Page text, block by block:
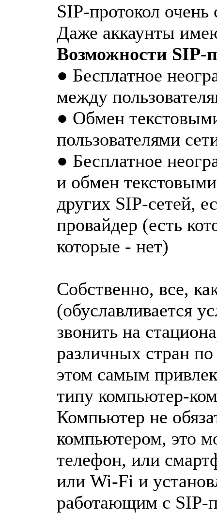
SIP-протокол
Даже аккаунты
Возможности SIP-
● Бесплатное
между
● Обмен
пользователями
● Бесплатное
и обмен
других SIP-сетей,
провайдер (есть
которые - нет)
Собственно, все,
(обуславливается
звонить на
различных стран
этом самым
типу компьютер-
Компьютер не
компьютером, это
телефон, или
или Wi-Fi и
работающим с SIP-